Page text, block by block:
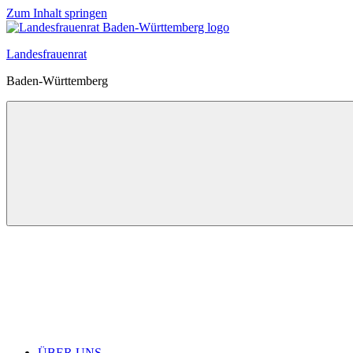
Zum Inhalt springen
Landesfrauenrat
Baden-Württemberg